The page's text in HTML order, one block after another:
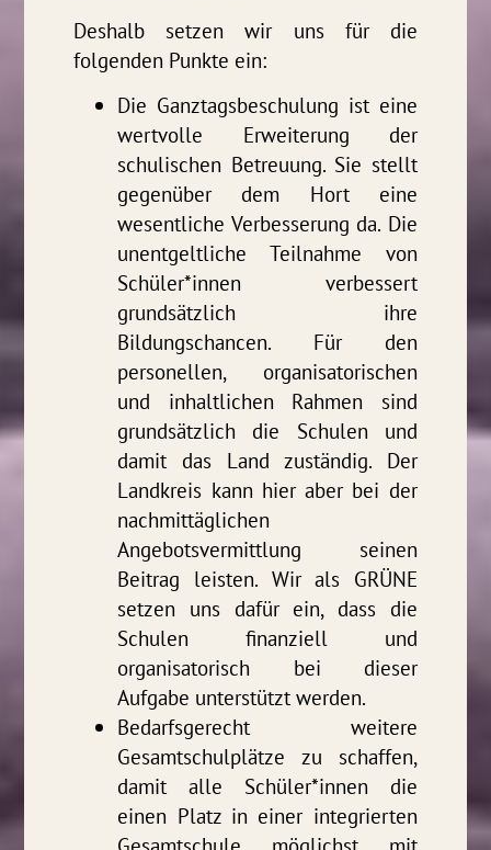
Deshalb setzen wir uns für die
folgenden Punkte ein:
Die Ganztagsbeschulung ist eine
wertvolle Erweiterung der
schulischen Betreuung. Sie stellt
gegenüber dem Hort eine
wesentliche Verbesserung da. Die
unentgeltliche Teilnahme von
Schüler*innen verbessert
grundsätzlich ihre
Bildungschancen. Für den
personellen, organisatorischen
und inhaltlichen Rahmen sind
grundsätzlich die Schulen und
damit das Land zuständig. Der
Landkreis kann hier aber bei der
nachmittäglichen
Angebotsvermittlung seinen
Beitrag leisten. Wir als GRÜNE
setzen uns dafür ein, dass die
Schulen finanziell und
organisatorisch bei dieser
Aufgabe unterstützt werden.
Bedarfsgerecht weitere
Gesamtschulplätze zu schaffen,
damit alle Schüler*innen die
einen Platz in einer integrierten